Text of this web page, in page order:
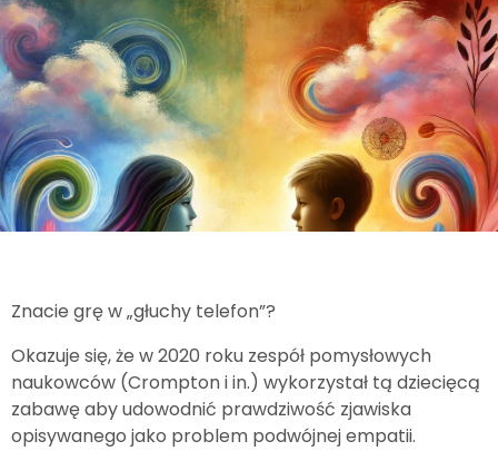
Znacie grę w „głuchy telefon”?
Okazuje się, że w 2020 roku zespół pomysłowych
naukowców (Crompton i in.) wykorzystał tą dziecięcą
zabawę aby udowodnić prawdziwość zjawiska
opisywanego jako problem podwójnej empatii.